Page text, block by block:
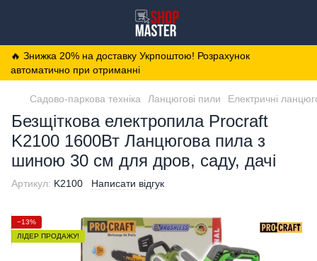
🔥 Знижка 20% на доставку Укрпоштою! Розрахунок
автоматично при отриманні
Садово-паркова техніка Ланцюгові пили Електричні
Безщіткова електропила Procraft
K2100 1600Вт Ланцюгова пила з
шиною 30 см для дров, саду, дачі
Артикул: K2100 Написати відгук
−13%
ЛІДЕР ПРОДАЖУ!